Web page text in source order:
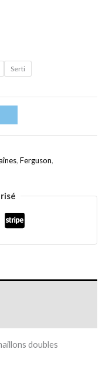
Serti
, Ferguson,
doubles